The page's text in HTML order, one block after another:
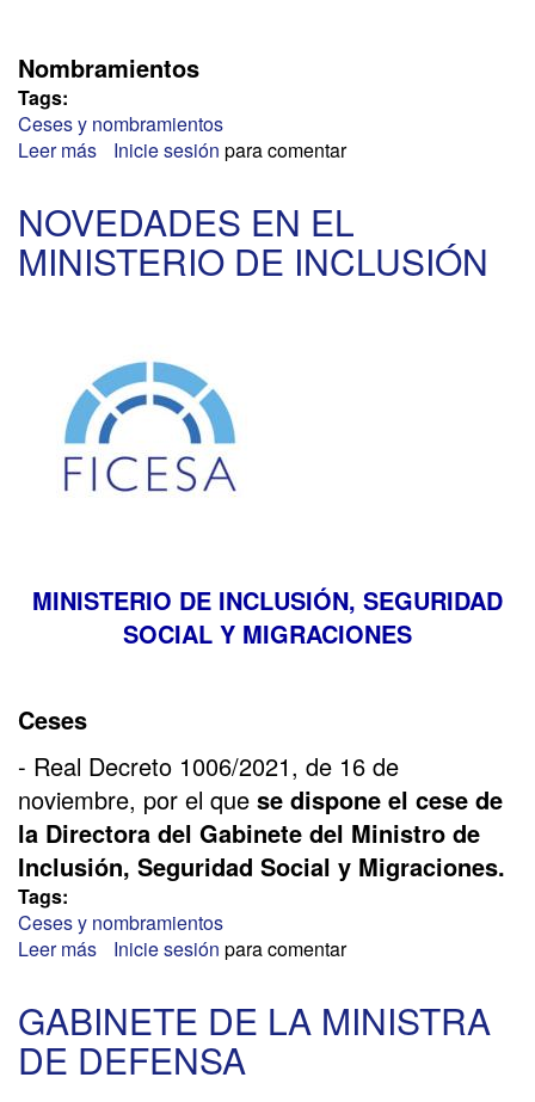
Nombramientos
Tags:
Ceses y nombramientos
Leer más sobre
DE
BELLAS
ARTES
Inicie sesión para comentar
NOVEDADES EN EL
MINISTERIO DE INCLUSIÓN
MINISTERIO DE INCLUSIÓN, SEGURIDAD
SOCIAL Y MIGRACIONES
Ceses
- Real Decreto 1006/2021, de 16 de
noviembre, por el que se dispone el cese de
la Directora del Gabinete del Ministro de
Inclusión, Seguridad Social y Migraciones.
Tags:
Ceses y nombramientos
Leer más sobre
EL
MINISTERIO
DE
Inicie sesión para comentar
GABINETE DE LA MINISTRA
DE DEFENSA